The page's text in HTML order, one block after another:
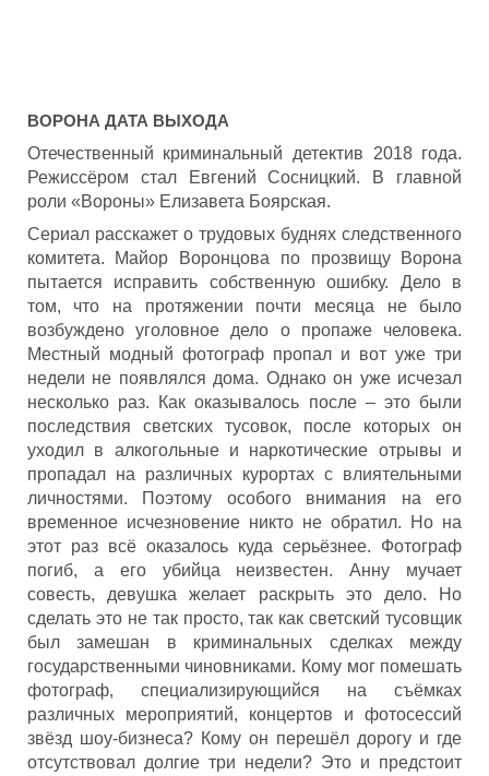
ВОРОНА ДАТА ВЫХОДА
Отечественный криминальный детектив 2018 года.
Режиссёром стал Евгений Сосницкий. В главной
роли «Вороны» Елизавета Боярская.
Сериал расскажет о трудовых буднях следственного
комитета. Майор Воронцова по прозвищу Ворона
пытается исправить собственную ошибку. Дело в
том, что на протяжении почти месяца не было
возбуждено уголовное дело о пропаже человека.
Местный модный фотограф пропал и вот уже три
недели не появлялся дома. Однако он уже исчезал
несколько раз. Как оказывалось после – это были
последствия светских тусовок, после которых он
уходил в алкогольные и наркотические отрывы и
пропадал на различных курортах с влиятельными
личностями. Поэтому особого внимания на его
временное исчезновение никто не обратил. Но на
этот раз всё оказалось куда серьёзнее. Фотограф
погиб, а его убийца неизвестен. Анну мучает
совесть, девушка желает раскрыть это дело. Но
сделать это не так просто, так как светский тусовщик
был замешан в криминальных сделках между
государственными чиновниками. Кому мог помешать
фотограф, специализирующийся на съёмках
различных мероприятий, концертов и фотосессий
звёзд шоу-бизнеса? Кому он перешёл дорогу и где
отсутствовал долгие три недели? Это и предстоит